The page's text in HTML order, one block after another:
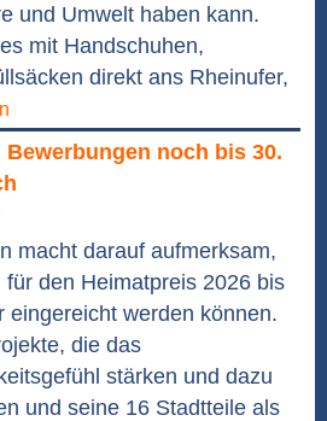
und Umwelt haben kann.
mit Handschuhen,
direkt ans Rheinufer,
Bewerbungen noch bis 30.
macht darauf aufmerksam,
den Heimatpreis 2026 bis
eingereicht werden können.
die das
stärken und dazu
und seine 16 Stadtteile als